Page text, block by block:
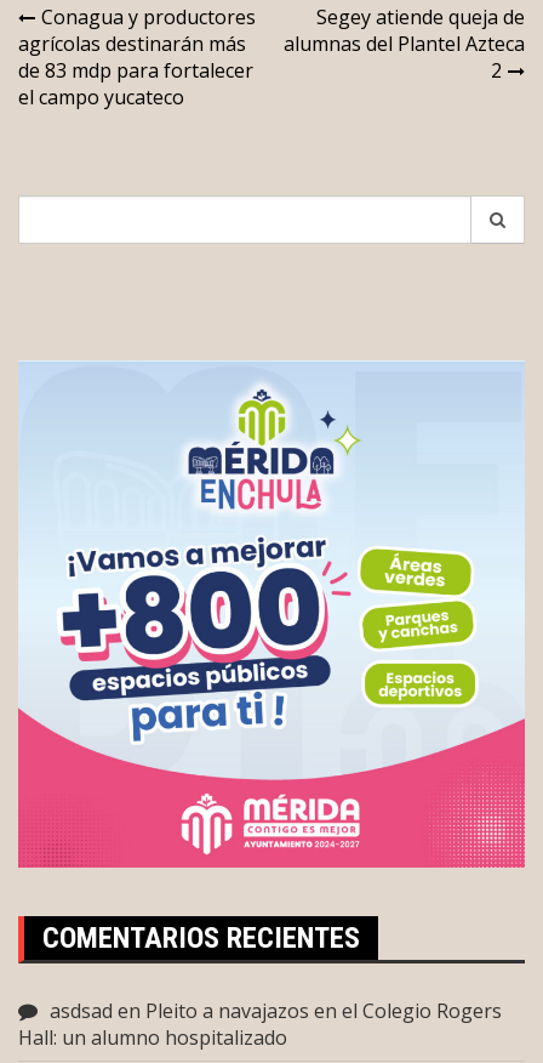
Navegación
de
entradas
Conagua y productores
agrícolas destinarán más
de 83 mdp para fortalecer
el campo yucateco
Segey atiende queja de
alumnas del Plantel Azteca
2
COMENTARIOS RECIENTES
asdsad en Pleito a navajazos en el Colegio Rogers
Hall: un alumno hospitalizado